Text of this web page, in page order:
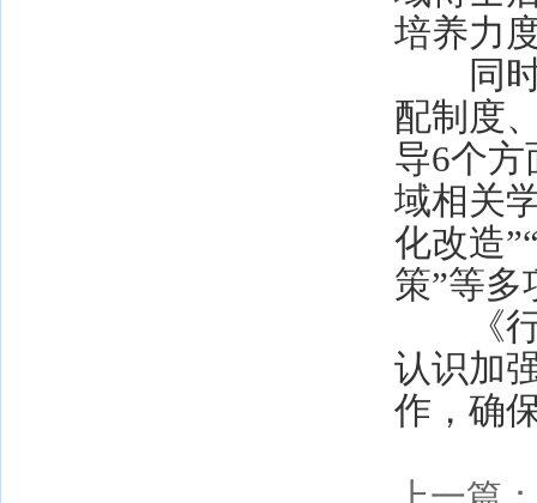
培养力
同时
配制度
导6个方
域相关
化改造
策”等多
《行
认识加
作，确